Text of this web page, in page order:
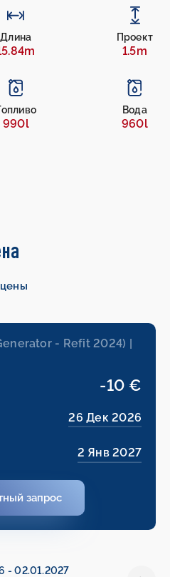
Длина Проект
1.5m
990l
Вода
960l
- Refit 2024) |
-10 €
26 Дек 2026
2 Янв 2027
запрос
-02.01.2027